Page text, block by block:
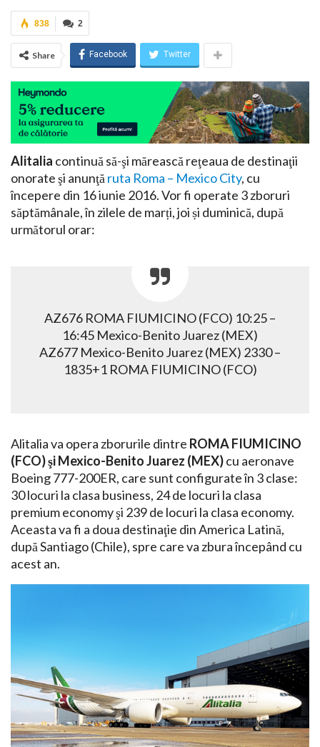
2
838
Share Facebook Twitter
Alitalia continuă să-şi mărească reţeaua de destinaţii
onorate şi anunţă ruta Roma – Mexico City, cu
începere din 16 iunie 2016. Vor fi operate 3 zboruri
săptămânale, în zilele de marți, joi și duminică, după
următorul orar:
AZ676 ROMA FIUMICINO (FCO) 10:25 –
16:45 Mexico-Benito Juarez (MEX)
AZ677 Mexico-Benito Juarez (MEX) 2330 –
1835+1 ROMA FIUMICINO (FCO)
Alitalia va opera zborurile dintre ROMA FIUMICINO
(FCO) şi Mexico-Benito Juarez (MEX)cu aeronave
Boeing 777-200ER, care sunt configurate în 3 clase:
30 locuri la clasa business, 24 de locuri la clasa
premium economy şi 239 de locuri la clasa economy.
Aceasta va fi a doua destinaţie din America Latină,
după Santiago (Chile), spre care va zbura începând cu
acest an.